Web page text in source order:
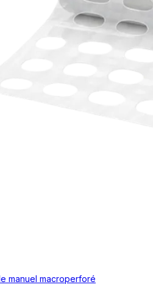
manuel macroperforé